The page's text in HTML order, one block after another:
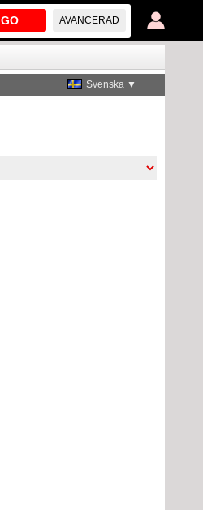
GO AVANCERAD
Svenska ▼